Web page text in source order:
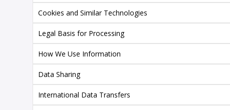
Cookies and Similar Technologies
Legal Basis for Processing
How We Use Information
Data Sharing
International Data Transfers